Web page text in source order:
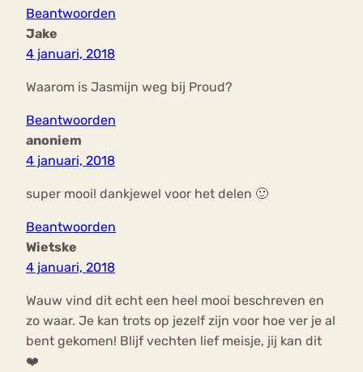
Beantwoorden
Jake
4 januari, 2018
Waarom is Jasmijn weg bij Proud?
Beantwoorden
anoniem
4 januari, 2018
super mooi! dankjewel voor het delen 🙂
Beantwoorden
Wietske
4 januari, 2018
Wauw vind dit echt een heel mooi beschreven en
zo waar. Je kan trots op jezelf zijn voor hoe ver je al
bent gekomen! Blijf vechten lief meisje, jij kan dit
❤️